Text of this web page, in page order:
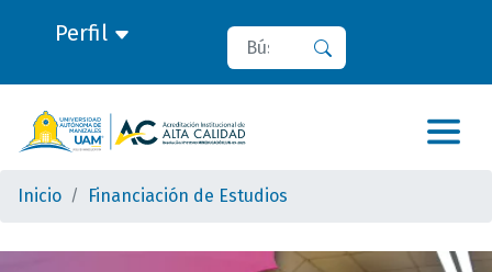
Perfil Buscar
Inicio Financiación de Estudios